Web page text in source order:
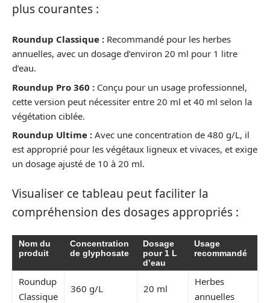
plus courantes :
Roundup Classique : Recommandé pour les herbes
annuelles, avec un dosage d’environ 20 ml pour 1 litre
d’eau.
Roundup Pro 360 : Conçu pour un usage professionnel,
cette version peut nécessiter entre 20 ml et 40 ml selon la
végétation ciblée.
Roundup Ultime : Avec une concentration de 480 g/L, il
est approprié pour les végétaux ligneux et vivaces, et exige
un dosage ajusté de 10 à 20 ml.
Visualiser ce tableau peut faciliter la
compréhension des dosages appropriés :
Nom du
produit
Concentration
de glyphosate
Dosage
pour 1 L
d’eau
Usage
recommandé
Roundup
Classique
360 g/L 20 ml
Herbes
annuelles